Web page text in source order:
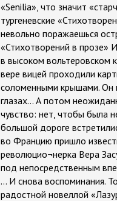
«Senilia», что значит
тургеневские
невольно поражаешься
«Стихотворений в прозе»
в высоком вольтеровском
вере вицей проходили
соломенными крышами. Он
глазах... А потом
чувство: нет, чтобы была
большой дороге
во Францию пришло
революцио¬нерка Вера
под непосредственным
… И снова воспоминания.
радостной новеллой